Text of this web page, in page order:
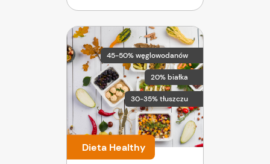
45-50% węglowodanów
20% białka
30-35% tłuszczu
Dieta Healthy